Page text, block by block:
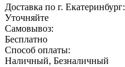
Доставка по г. Екатеринбург:
Уточняйте
Самовывоз:
Бесплатно
Способ оплаты:
Наличный, Безналичный